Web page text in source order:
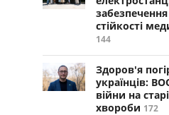
стійкості
144
Здоров'я
українців:
війни на
хвороби 172